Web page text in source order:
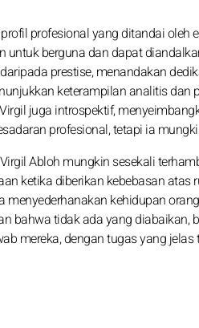
profesional yang ditandai oleh
berguna dan dapat
prestise, menandakan
keterampilan analitis dan
juga introspektif,
profesional, tetapi ia
Abloh mungkin sesekali
ketika diberikan kebebasan
kehidupan
bahwa tidak ada yang
mereka, dengan tugas yang